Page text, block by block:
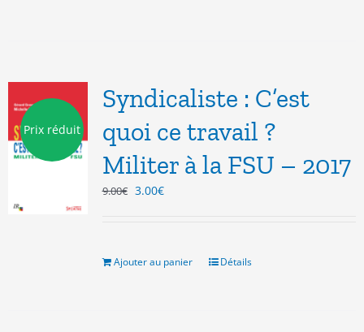
Prix réduit
Syndicaliste : C’est
quoi ce travail ?
Militer à la FSU – 2017
9.00€ Le
9.00€.
3.00€Le
3.00€.
Ajouter au panier Détails